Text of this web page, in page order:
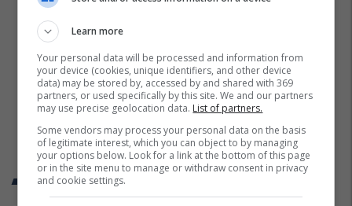
Trend Telegrafi
Learn more
Your personal data will be processed and information from
your device (cookies, unique identifiers, and other device
data) may be stored by, accessed by and shared with 369
partners, or used specifically by this site. We and our partners
may use precise geolocation data. List of partners.
Some vendors may process your personal data on the basis
of legitimate interest, which you can object to by managing
your options below. Look for a link at the bottom of this page
or in the site menu to manage or withdraw consent in privacy
and cookie settings.